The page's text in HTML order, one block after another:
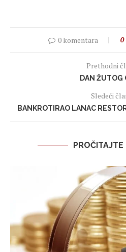
0 komentara 0
Prethodni
DAN ŽUTOG
Sledeći
BANKROTIRAO LANAC
PROČITAJTE